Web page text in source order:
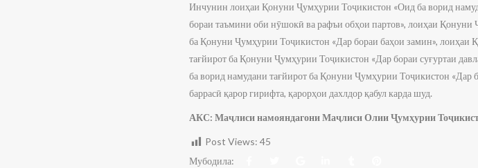
Инчунин лоиҳаи Қонуни Ҷумҳурии Тоҷикистон «Оид ба ворид
бораи таъмини оби нӯшокӣ ва рафъи обҳои партов», лоиҳаи
ба Қонуни Ҷумҳурии Тоҷикистон «Дар бораи баҳои замин»,
тағйирот ба Қонуни Ҷумҳурии Тоҷикистон «Дар бораи суғуртаи
ба ворид намудани тағйирот ба Қонуни Ҷумҳурии Тоҷикистон «Дар
баррасӣ қарор гирифта, қарорҳои дахлдор қабул карда шуд.
АКС: Маҷлиси намояндагони Маҷлиси Олии Ҷумҳурии
Post Views: 45
Мубодила: